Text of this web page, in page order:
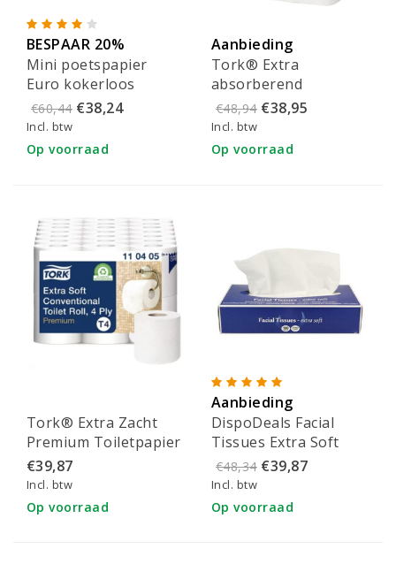
BESPAAR 20%
Mini poetspapier
Euro kokerloos
Cellulose 1-laags 120
mtr x 20 cm
€60,44 €38,24
Incl. btw
Op voorraad
Aanbieding
Tork® Extra
absorberend
premium keukenrol
24x23cm (2-laags) -
120269
€48,94 €38,95
Incl. btw
Op voorraad
Tork® Extra Zacht
Premium Toiletpapier
- 110405
€39,87
Incl. btw
Op voorraad
Aanbieding
DispoDeals Facial
Tissues Extra Soft
20x21cm (2-laags)
€48,34 €39,87
Incl. btw
Op voorraad